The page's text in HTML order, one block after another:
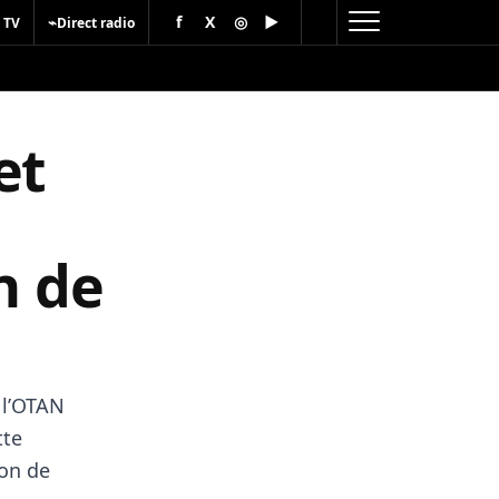
⌁Direct radio f X ◎ ▶
de
de